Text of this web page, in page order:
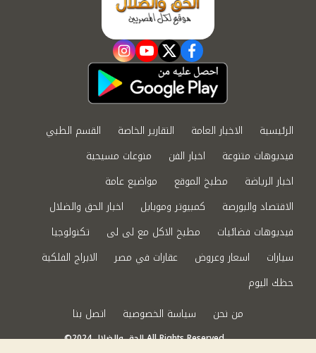
facebook
twitter
youtube
instagram
الرئيسية الاخبار العامة التقارير الخاصة
القسم الطبي
فيديوهات متنوعة
اخبار الفن
منوعات مسيحية
اخبار الرياضة
مطبخ الموقع
مواضيع عامة
الاقتصاد والبورصة
كمبيوتر وموبايل
اخبار الحق والضلال
فيديوهات فضائيات
مطبخ الاكل مع لى لى
تكنولوجيا
سيارات
اسعار وعروض عقارات في مصر
الابراج الفلكية
حظك اليوم
من نحن
سياسة الخصوصية اتصل بنا
©2024 الحق والضلال All Rights Reserved.